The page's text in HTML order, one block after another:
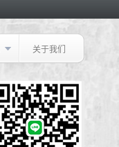
关于我们